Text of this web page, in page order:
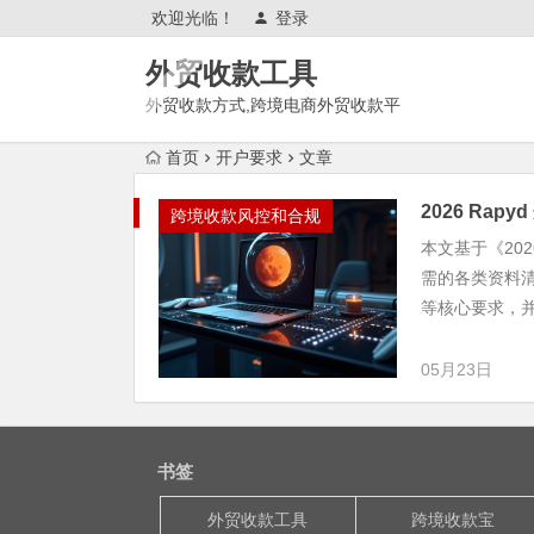
欢迎光临！ 登录
外贸收款工具
外贸收款方式,跨境电商外贸收款平
逊,tk,tiktok,temu特姆,东南亚
首页 开户要求 文章
跨境收款风控和合规 2026 Rapyd
本文基于《
需的各类资料
等核心要求，并
05月23日
书签
外贸收款工具 跨境收款宝